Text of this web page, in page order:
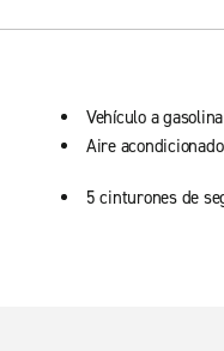
Vehículo a gasolina
Aire acondicionado
5 cinturones de